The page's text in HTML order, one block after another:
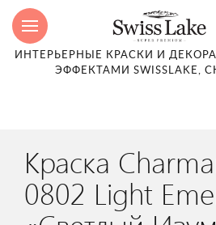
ИНТЕРЬЕРНЫЕ КРАСКИ И
ЭФФЕКТАМИ SWISSLAKE,
Краска
0802 Light